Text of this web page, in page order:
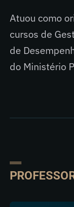
Atuou como
cursos de
de
do Ministério